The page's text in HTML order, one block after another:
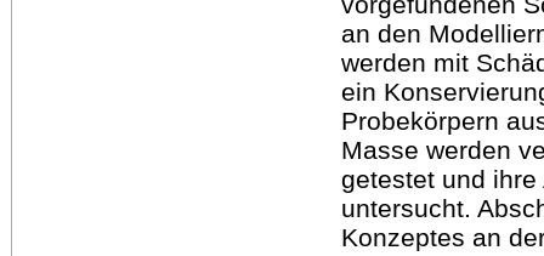
an den
werden mit
ein
Probekörpern
Masse werden
getestet und
untersucht.
Konzeptes an